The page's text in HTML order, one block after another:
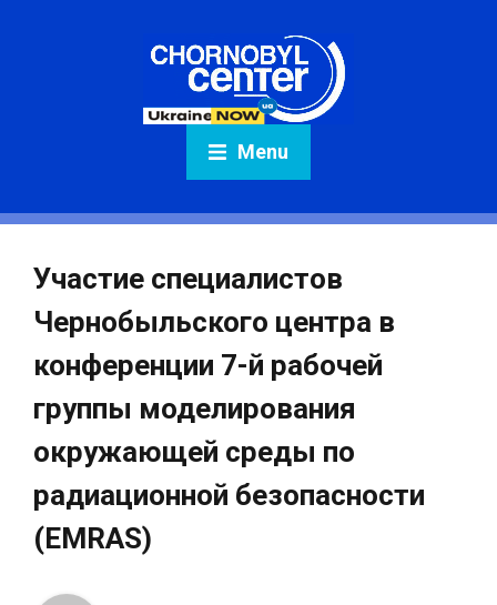
Menu
Участие специалистов
Чернобыльского центра в
конференции 7-й рабочей
группы моделирования
окружающей среды по
радиационной безопасности
(EMRAS)